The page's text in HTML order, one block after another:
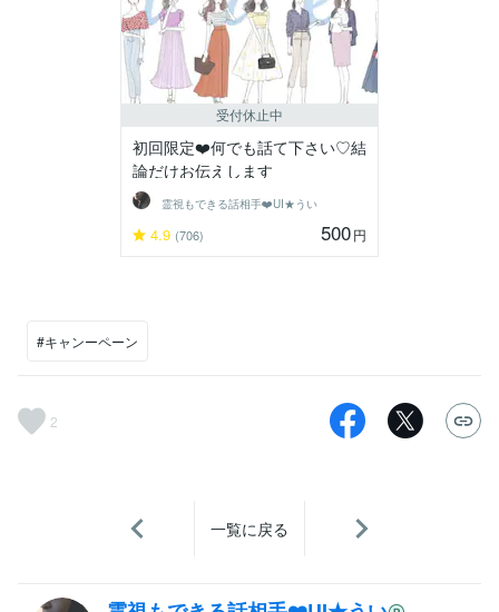
受付休止中
初回限定❤️何でも話て下さい♡結
論だけお伝えします
霊視もできる話相手❤️UI★うい
4.9 (706) 500円
#キャンーペーン
2
一覧に戻る